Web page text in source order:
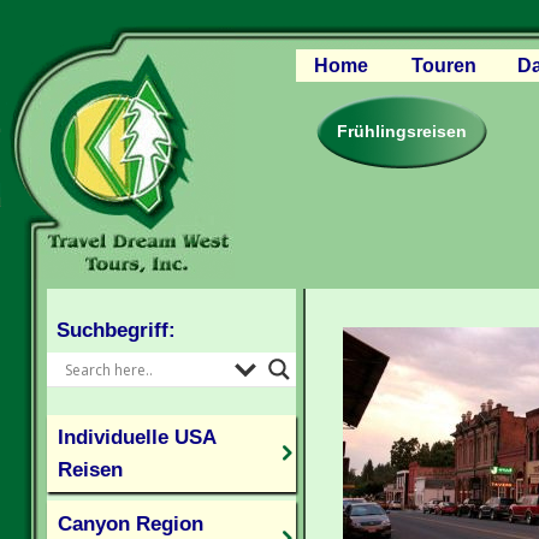
Home
Touren
Canyon Region
Rocky
Pazifischer
Frühlingsreisen
Suchbegriff:
Individuelle USA
Reisen
Canyon Region